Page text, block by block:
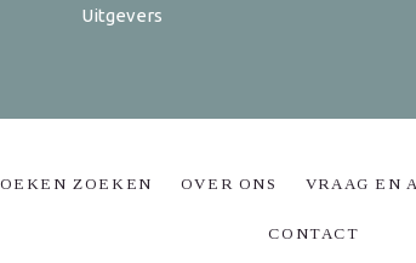
Uitgevers
ZOEKEN OVER ONS VRAAG EN
CONTACT